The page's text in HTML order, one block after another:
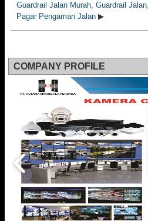
Guardrail Jalan Murah, Guardrail
Pagar Pengaman Jalan ▶
COMPANY PROFILE